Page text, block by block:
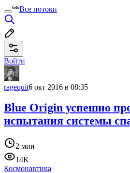
Все потоки
Войти
ragequit6 окт 2016 в 08:35
Blue Origin успешно
испытания системы
2 мин
14K
Космонавтика